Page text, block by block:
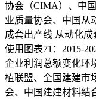
协会（CIMA）、中
业质量协会、中国从
成套出产线 从动化
使用图表71：2015-
企业利润总额变化环
植联盟、全国建建市
会、中国建建材料结